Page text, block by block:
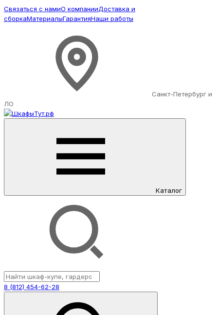
Связаться с намиО компанииДоставка и
сборкаМатериалыГарантияНаши работы
Санкт-Петербург и
ЛО
Каталог
8 (812) 454-62-28